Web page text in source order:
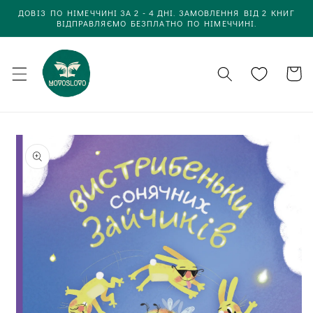
до
вмісту
ДОВІЗ ПО НІМЕЧЧИНІ ЗА 2 - 4 ДНІ. ЗАМОВЛЕННЯ ВІД 2 КНИГ
ВІДПРАВЛЯЄМО БЕЗПЛАТНО ПО НІМЕЧЧИНІ.
Кошик
Одразу до
інформації
про товар